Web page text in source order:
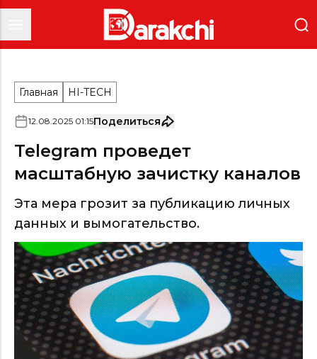
Главная HI-TECH
12.08.2025 01:15Поделиться
Telegram проведет
масштабную зачистку каналов
Эта мера грозит за публикацию личных
данных и вымогательство.